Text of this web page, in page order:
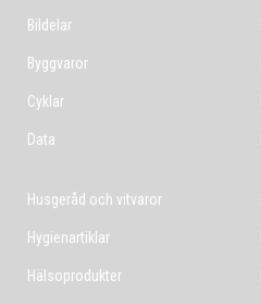
Bildelar
Byggvaror
Cyklar
Data
Husgeråd och vitvaror
Hygienartiklar
Hälsoprodukter